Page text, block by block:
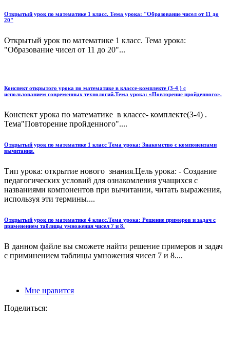
Открытый урок по математике 1 класс. Тема урока: "Образование чисел от 11 до
20"
Открытый урок по математике 1 класс. Тема урока:
"Образование чисел от 11 до 20"...
Конспект открытого урока по математике в классе-комплекте (3-4 ) с
использованием современных технологий.Тема урока: «Повторение пройденного».
Конспект урока по математике в классе- комплекте(3-4) .
Тема"Повторение пройденного"....
Открытый урок по математике 1 класс Тема урока: Знакомство с компонентами
вычитания.
Тип урока: открытие нового знания.Цель урока: - Создание
педагогических условий для ознакомления учащихся с
названиями компонентов при вычитании, читать выражения,
используя эти термины....
Открытый урок по математике 4 класс.Тема урока: Решение примеров и задач с
применением таблицы умножения чисел 7 и 8.
В данном файле вы сможете найти решение примеров и задач
с приминением таблицы умножения чисел 7 и 8....
Мне нравится
Поделиться: